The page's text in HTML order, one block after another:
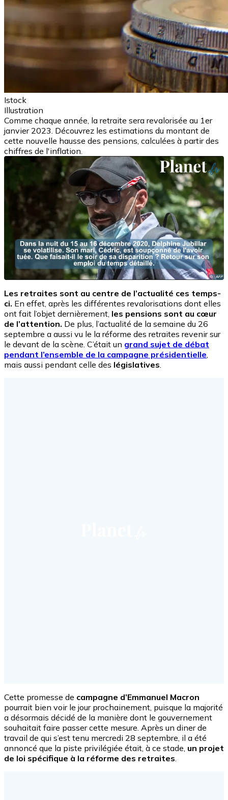
Istock
Illustration
Comme chaque année, la retraite sera revalorisée au 1er
janvier 2023. Découvrez les estimations du montant de
cette nouvelle hausse des pensions, calculées à partir des
chiffres de l'inflation.
Les retraites sont au centre de l’actualité ces temps-
ci. En effet, après les différentes revalorisations dont elles
ont fait l’objet dernièrement, les pensions sont au cœur
de l’attention. De plus, l’actualité de la semaine du 26
septembre a aussi vu le la réforme des retraites revenir sur
le devant de la scène. C’était un grand sujet de débat
pendant l’ensemble de la campagne présidentielle
mais aussi pendant celle des législatives
Cette promesse de campagne d’Emmanuel Macron
pourrait bien voir le jour prochainement, puisque la majorité
a désormais décidé de la manière dont le gouvernement
souhaitait faire passer cette mesure. Après un diner de
travail de qui s’est tenu mercredi 28 septembre, il a été
annoncé que la piste privilégiée était, à ce stade, un projet
de loi spécifique à la réforme des retraites